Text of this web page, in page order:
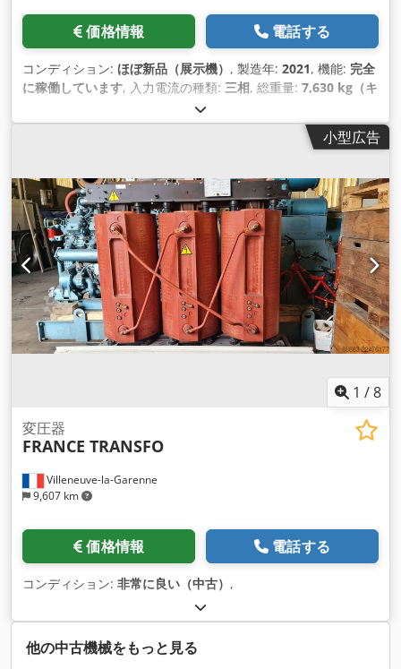
価格情報 電話する
コンディション: ほぼ新品（展示機） , 製造年: 2021, 機能: 完全
に稼働しています, 入力電流の種類: 三相, 総重量: 7,630 kg（キ
50 ヘルツ
5,760 kVA（キロボルトアンペア）, 出力電圧:630 V, 三巻変圧
器 Cedpfxsrl Nqto Ahysrf 定格電力：5760 / 2880 - 2880 kVA
630 V メーカー: SGB 建設年: 2021 開閉器グループ: Dy11y11
冷却技術： OFAF 変圧器は納入前に電気テスト、洗浄、密閉さ
れる、 密閉され、必要に応じて塗装の補修や再塗装が行われま
す。 正しく使用された場合の機能については、6ヶ月間の保証
を提供します。 過負荷やコンバーター操作の場合は保証の対象
外とさせていただきます。納品場所はクロッペンブルクです。
小型広告
1 /8
Villeneuve-la-Garenne
9,607 km
変圧器
FRANCE TRANSFO
価格情報 電話する
コンディション: 非常に良い（中古） ,
他の中古機械をもっと見る